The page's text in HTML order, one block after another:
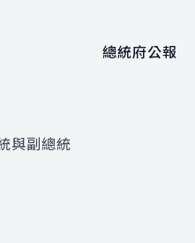
與副總統
總統府公報